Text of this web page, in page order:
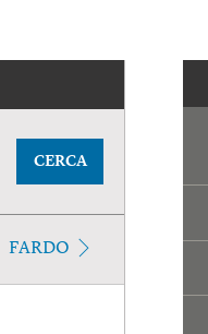
CERCA
FARDO